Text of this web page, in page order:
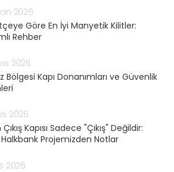
2026
Göre En İyi Manyetik Kilitler:
Rehber
2026
Bölgesi Kapı Donanımları ve Güvenlik
2026
Kapısı Sadece "Çıkış" Değildir:
Projemizden Notlar
2026